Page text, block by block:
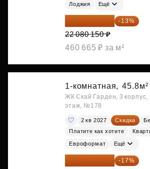
Лоджия Ещё
19 209 731 ₽ -13%
22 080 150 ₽
460 665 ₽ за м²
1-комнатная, 45.8м²
ЖК Скай Гарден, 3 корпус,
этаж, №178
2 кв 2027 Скидка
Платите как хотите
Евроформат Ещё
19 292 105 ₽ -17%